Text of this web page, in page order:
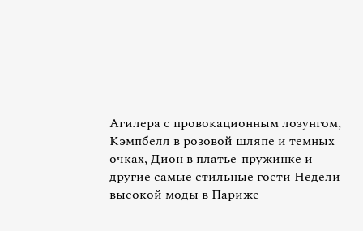
Агилера с провокационным лозунгом,
Кэмпбелл в розовой шляпе и темных
очках, Дион в платье-пружинке и
другие самые стильные гости Недели
высокой моды в Париже